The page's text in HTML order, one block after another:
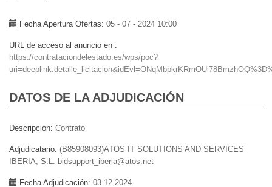
Fecha Apertura Ofertas 05 - 07 - 2024 10:00
URL de acceso al anuncio en
https://contrataciondelestado.es/wps/poc?
DATOS DE LA ADJUDICACIÓN
Descripción Contrato
Adjudicatario (B85908093)ATOS IT SOLUTIONS AND SERVICES
IBERIA, S.L. bidsupport_iberia@atos.net
Fecha Adjudicación 03-12-2024